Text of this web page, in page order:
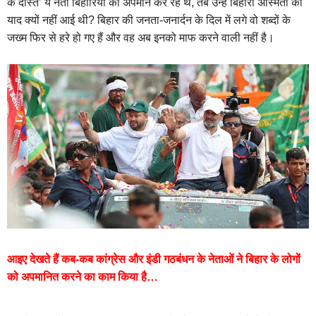
के दोस्त’ ये नेता बिहारियों का अपमान कर रहे थे, तब उन्हें बिहारी अस्मिता की
याद क्यों नहीं आई थी? बिहार की जनता-जनार्दन के दिल में लगे वो शब्दों के
जख्म फिर से हरे हो गए हैं और वह अब इनको माफ करने वाली नहीं है।
आइए देखते हैं कब-कब कांग्रेस और इंडी गठबंधन के नेताओं ने बिहार के लोगों
को अपमानित करने का काम किया है…